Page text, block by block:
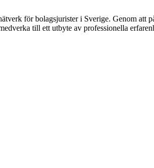
för bolagsjurister i Sverige. Genom att
till ett utbyte av professionella